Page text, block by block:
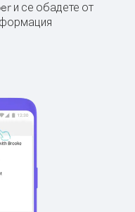
и се обадете от